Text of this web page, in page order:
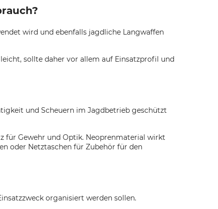
wird und ebenfalls jagdliche Langwaffen
sollte daher vor allem auf Einsatzprofil und
und Scheuern im Jagdbetrieb geschützt
für Gewehr und Optik. Neoprenmaterial wirkt
oder Netztaschen für Zubehör für den
organisiert werden sollen.